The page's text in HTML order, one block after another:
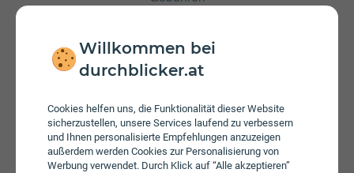
Willkommen bei
durchblicker.at
Cookies helfen uns, die Funktionalität dieser Website
sicherzustellen, unsere Services laufend zu verbessern
und Ihnen personalisierte Empfehlungen anzuzeigen
außerdem werden Cookies zur Personalisierung von
Werbung verwendet. Durch Klick auf “Alle akzeptieren”
hinzugenommen werden, um wieder mobilen Zugriff auf
das Internet zu haben. Es wird keine Aktivierungsgebühr